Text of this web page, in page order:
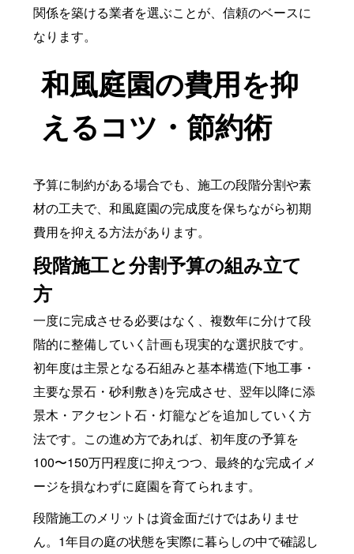
関係を築ける業者を選ぶことが、信頼のベースに
なります。
和風庭園の費用を抑
えるコツ・節約術
予算に制約がある場合でも、施工の段階分割や素
材の工夫で、和風庭園の完成度を保ちながら初期
費用を抑える方法があります。
段階施工と分割予算の組み立て
方
一度に完成させる必要はなく、複数年に分けて段
階的に整備していく計画も現実的な選択肢です。
初年度は主景となる石組みと基本構造(下地工事・
主要な景石・砂利敷き)を完成させ、翌年以降に添
景木・アクセント石・灯籠などを追加していく方
法です。この進め方であれば、初年度の予算を
100〜150万円程度に抑えつつ、最終的な完成イメ
ージを損なわずに庭園を育てられます。
段階施工のメリットは資金面だけではありませ
ん。1年目の庭の状態を実際に暮らしの中で確認し